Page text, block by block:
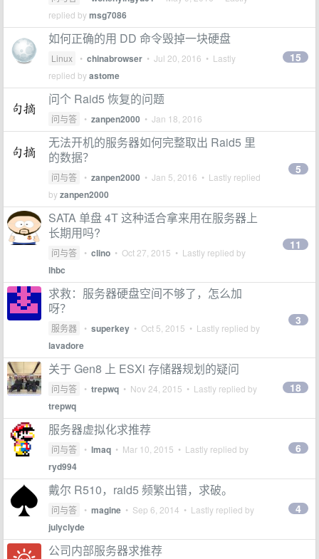
replied bymsg7086
如何正确的用 DD 命令毁掉一块硬盘
Linux • chinabrowser • Jul 20, 2016 • Lastly
replied byastome
15
问个 Raid5 恢复的问题
问与答 • zanpen2000 • Jan 18, 2016
无法开机的服务器如何完整取出 Raid5 里
的数据？
问与答 • zanpen2000 • Jan 5, 2016 • Lastly replied
byzanpen2000
5
SATA 单盘 4T 这种适合拿来用在服务器上
长期用吗?
问与答 • clino • Oct 27, 2015 • Lastly replied by
lhbc
11
求救：服务器硬盘空间不够了，怎么加
呀？
服务器 • superkey • Oct 5, 2015 • Lastly replied by
lavadore
3
关于 Gen8 上 ESXi 存储器规划的疑问
问与答 • trepwq • Nov 24, 2015 • Lastly replied by
trepwq
18
服务器虚拟化求推荐
问与答 • lmaq • Mar 10, 2015 • Lastly replied by
ryd994
6
戴尔 R510，raid5 频繁出错，求破。
问与答 • magine • Sep 6, 2014 • Lastly replied by
julyclyde
4
公司内部服务器求推荐